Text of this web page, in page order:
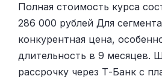
Полная стоимость курса
286 000 рублей Для
конкурентная цена,
длительность в 9 месяцев.
рассрочку через Т-Банк с